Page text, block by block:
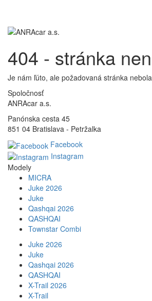
404 - stránka
Je nám ľúto, ale požadovaná stránka
Spoločnosť
ANRAcar a.s.
Panónska cesta 45
851 04 Bratislava - Petržalka
Facebook
Instagram
Modely
MICRA
Juke 2026
Juke
Qashqai 2026
QASHQAI
Townstar Combi
Juke 2026
Juke
Qashqai 2026
QASHQAI
X-Trail 2026
X-Trail